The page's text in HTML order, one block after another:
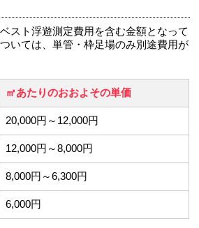
スト浮遊測定費用を含む金額となって
いては、単管・枠足場のみ別途費用が
㎡あたりのおおよその単価
20,000円～12,000円
12,000円～8,000円
8,000円～6,300円
6,000円